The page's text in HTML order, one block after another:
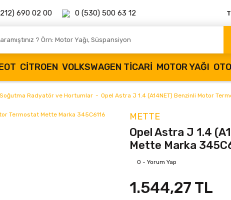
690 02 00 0 (530) 500 63 12
CITROEN VOLKSWAGEN TICARI MOTOR YAĞI
Radyatör ve Hortumlar Opel Astra J 1.4 (A14NET) Benzinli Motor
METTE
Opel Astra J 1.4
Mette Marka
0 - Yorum Yap
1.544,27 TL